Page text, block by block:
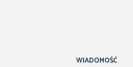
WIADOMOŚĆ